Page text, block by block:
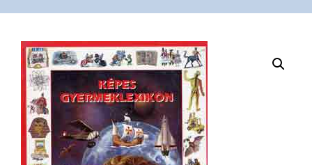
SHOP
KAPCSOLAT